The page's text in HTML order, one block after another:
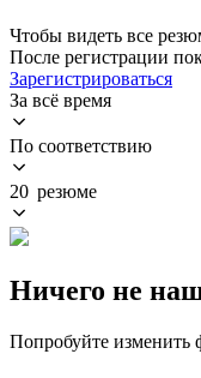
Чтобы видеть все
После регистрации
Зарегистрироваться
За всё время
По соответствию
20 резюме
Ничего не
Попробуйте изменить